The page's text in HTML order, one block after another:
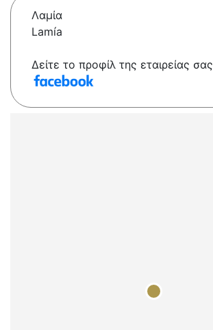
Λαμία
Lamía
Δείτε το προφίλ της εταιρείας σας